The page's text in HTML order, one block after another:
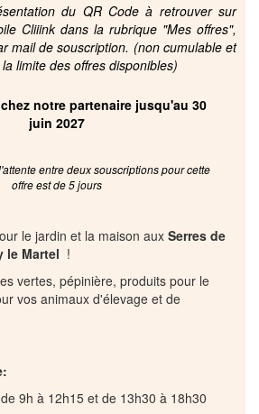
du QR Code à retrouver sur
Cliiink dans la rubrique "Mes offres",
mail de souscription. (non cumulable et
limite des offres disponibles)
notre partenaire jusqu'au 30
juin 2027
entre deux souscriptions pour cette
offre est de 5 jours
le jardin et la maison aux Serres de
le Martel !
vertes, pépinière, produits pour le
vos animaux d'élevage et de
9h à 12h15 et de 13h30 à 18h30